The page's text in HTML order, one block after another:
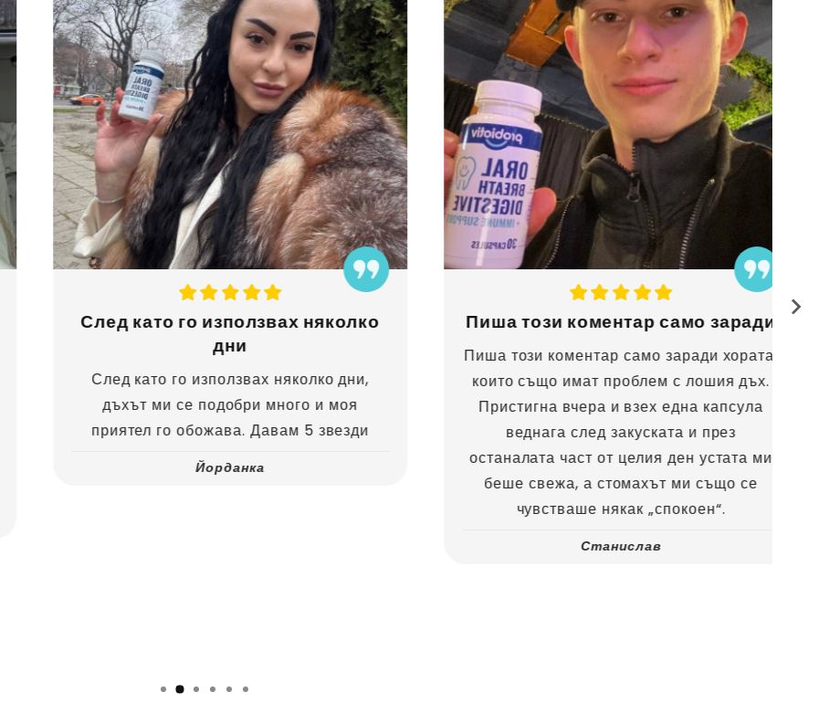
След като го използвах няколко
дни
След като го използвах няколко дни,
дъхът ми се подобри много и моя
приятел го обожава. Давам 5 звезди
Йорданка
Пиша този коментар само заради
Пиша този коментар само заради хората,
които също имат проблем с лошия дъх.
Пристигна вчера и взех една капсула
веднага след закуската и през
останалата част от целия ден устата ми
беше свежа, а стомахът ми също се
чувстваше някак „спокоен“.
Станислав